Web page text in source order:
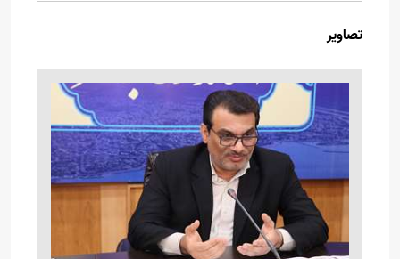
تصاویر